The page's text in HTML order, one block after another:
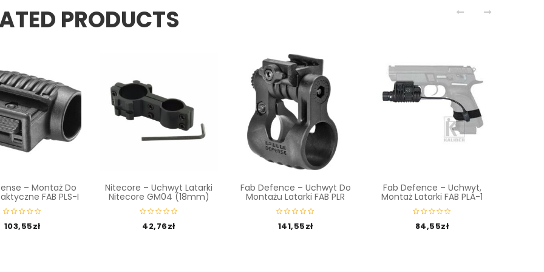
PRODUCTS
– Montaż Do
FAB PLS-I
103,55zł
Nitecore – Uchwyt Latarki
Nitecore GM04 (18mm)
42,76zł
Fab Defence – Uchwyt Do
Montażu Latarki FAB PLR
141,55zł
Fab Defence – Uchwyt,
Montaż Latarki FAB PLA-1
84,55zł